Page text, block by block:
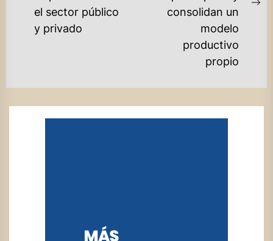
post:el sector público
y privado
consolidan un
modelo
productivo
propio